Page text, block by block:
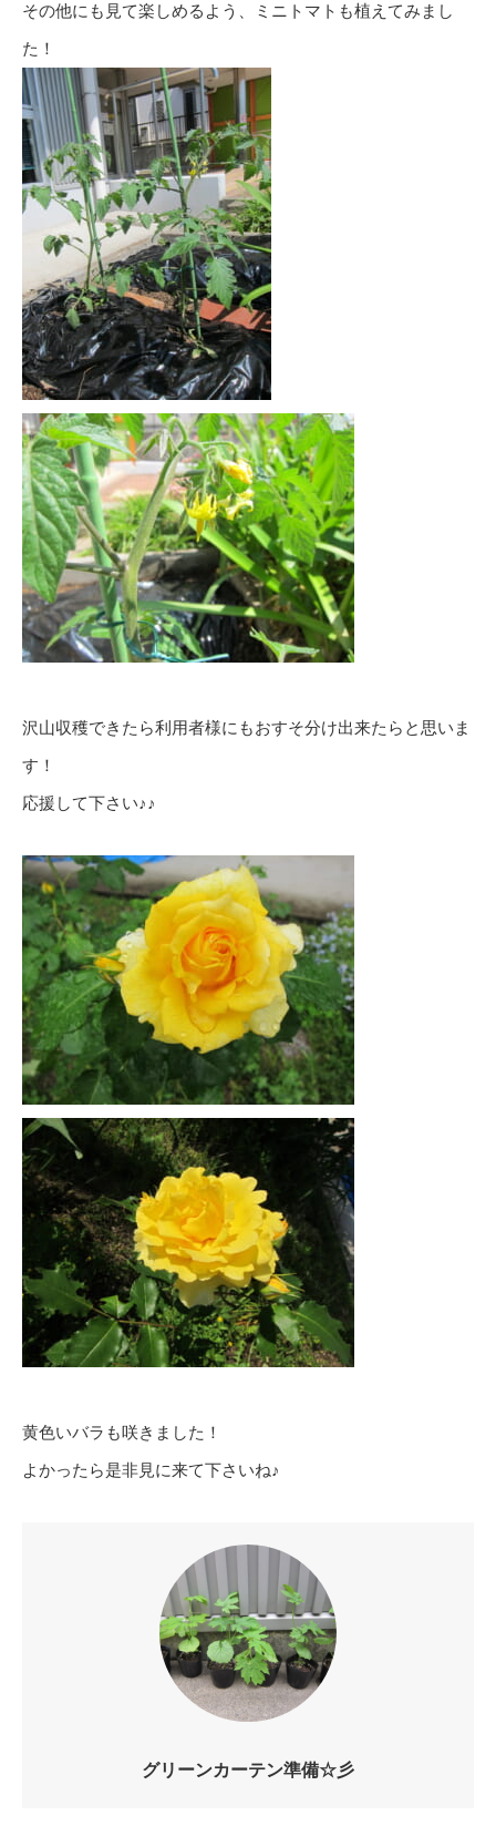
その他にも見て楽しめるよう、ミニトマトも植えてみまし
た！
沢山収穫できたら利用者様にもおすそ分け出来たらと思いま
す！
応援して下さい♪♪
黄色いバラも咲きました！
よかったら是非見に来て下さいね♪
グリーンカーテン準備☆彡